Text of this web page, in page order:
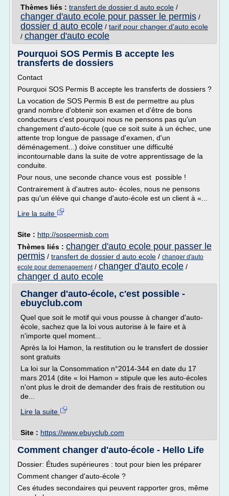
Thèmes liés : transfert de dossier d auto ecole /
changer d'auto ecole pour passer le permis /
dossier d auto ecole / tarif pour changer d'auto ecole
/ changer d'auto ecole
Pourquoi SOS Permis B accepte les
transferts de dossiers
Contact
Pourquoi SOS Permis B accepte les transferts de dossiers ?
La vocation de SOS Permis B est de permettre au plus
grand nombre d'obtenir son examen et d'être de bons
conducteurs c'est pourquoi nous ne pensons pas qu'un
changement d'auto-école (que ce soit suite à un échec, une
attente trop longue de passage d'examen, d'un
déménagement...) doive constituer une difficulté
incontournable dans la suite de votre apprentissage de la
conduite.
Pour nous, une seconde chance vous est possible !
Contrairement à d'autres auto- écoles, nous ne pensons
pas qu'un élève qui change d'auto-école est un client à «...
Lire la suite
Site : http://sospermisb.com
Thèmes liés : changer d'auto ecole pour passer le
permis / transfert de dossier d auto ecole / changer d'auto
ecole pour demenagement/ changer d'auto ecole /
changer d auto ecole
Changer d'auto-école, c'est possible -
ebuyclub.com
Quel que soit le motif qui vous pousse à changer d'auto-
école, sachez que la loi vous autorise à le faire et à
n'importe quel moment...
Après la loi Hamon, la restitution ou le transfert de dossier
sont gratuits
La loi sur la Consommation n°2014-344 en date du 17
mars 2014 (dite « loi Hamon » stipule que les auto-écoles
n'ont plus le droit de demander des frais de restitution ou
de...
Lire la suite
Site : https://www.ebuyclub.com
Comment changer d'auto-école - Hello Life
Dossier: Études supérieures : tout pour bien les préparer
Comment changer d'auto-école ?
Ces études secondaires qui peuvent rapporter gros, même